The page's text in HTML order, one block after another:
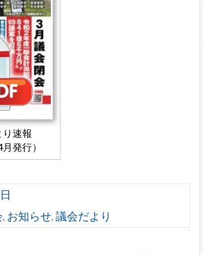
速報
発行）
, お知らせ, 議会だより